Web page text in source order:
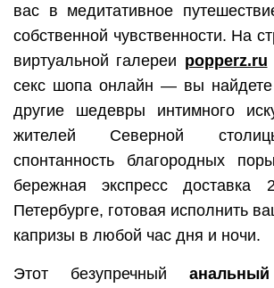
вас в медитативное
собственной чувственности. На
виртуальной галереи popperz.ru
секс шопа онлайн — вы найдете
другие шедевры интимного
жителей Северной
спонтанность благородных
бережнаяэкспресс
Петербурге, готовая исполнить
капризы в любой час дня и ночи.
Этот безупречный